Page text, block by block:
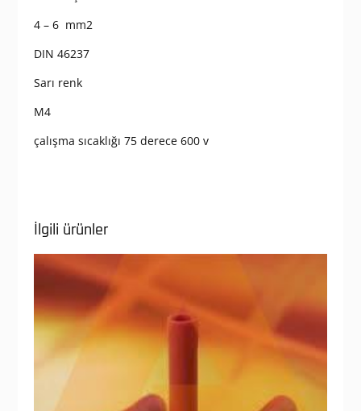
4 – 6 mm2
DIN 46237
Sarı renk
M4
çalışma sıcaklığı 75 derece 600 v
İlgili ürünler